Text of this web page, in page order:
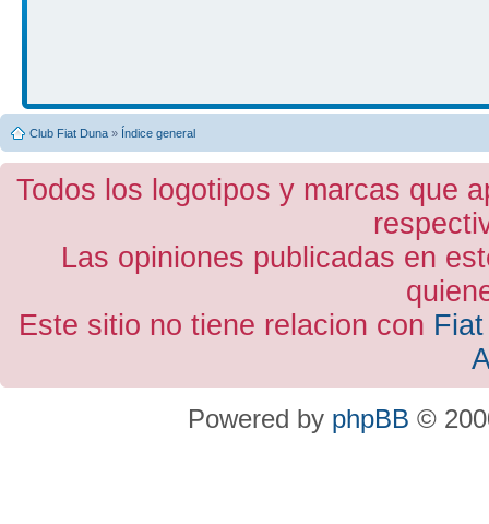
Club Fiat Duna » Índice general
Todos los logotipos y marcas que
Las opiniones publicadas en
Este sitio no tiene relacion con
Powered by phpBB ©